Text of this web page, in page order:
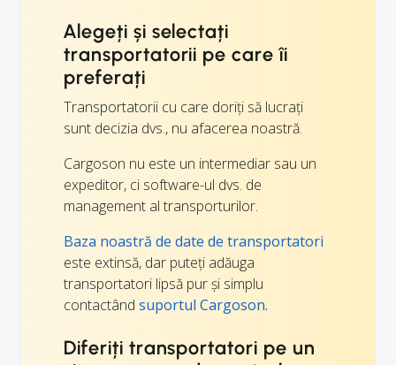
Alegeți și selectați
transportatorii pe care îi
preferați
Transportatorii cu care doriți să lucrați
sunt decizia dvs., nu afacerea noastră.
Cargoson nu este un intermediar sau un
expeditor, ci software-ul dvs. de
management al transporturilor.
Baza noastră de date de transportatori
este extinsă, dar puteți adăuga
transportatori lipsă pur și simplu
contactând suportul Cargoson.
Diferiți transportatori pe un